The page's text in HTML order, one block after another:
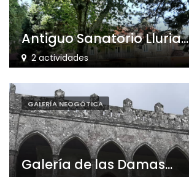
Antiguo Sanatorio Lluria...
2 actividades
GALERÍA NEOGÓTICA
Galería de las Damas...